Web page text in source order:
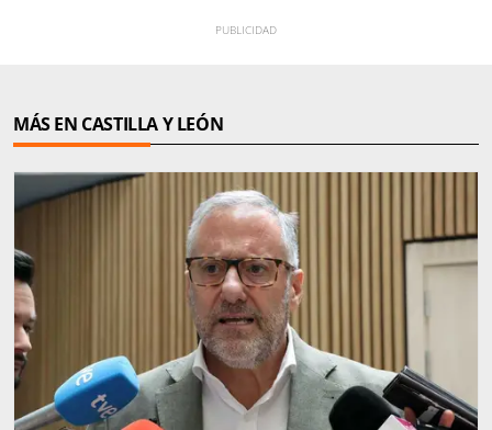
MÁS EN CASTILLA Y LEÓN